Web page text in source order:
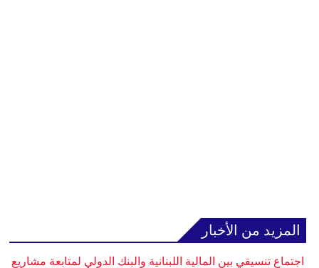
المزيد من الأخبار
اجتماع تنسيقي بين المالية اللبنانية والبنك الدولي لمتابعة مشاريع